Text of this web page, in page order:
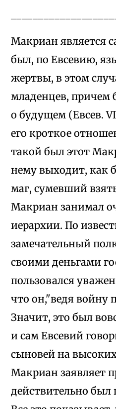
Макриан является
был, по Евсевию,
жертвы, в этом
младенцев, причем
о будущем (Евсев.
его кроткое
такой был этот
нему выходит, как
маг, сумевший
Макриан занимал
иерархии. По
замечательный
своими деньгами
пользовался
что он,"ведя войну
Значит, это был
и сам Евсевий
сыновей на
Макриан заявляет
действительно